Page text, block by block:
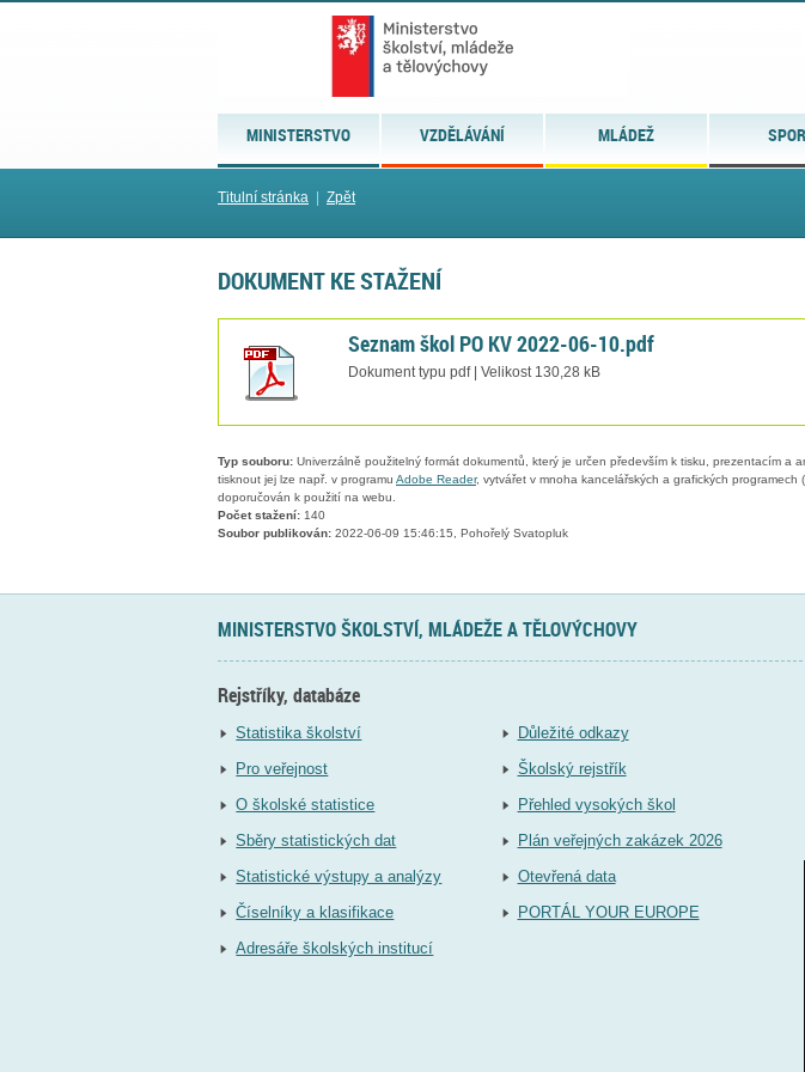
MINISTERSTVO VZDĚLÁVÁNÍ MLÁDEŽ
Titulní stránka Zpět
DOKUMENT KE STAŽENÍ
Seznam škol PO KV 2022-06-10.pdf
Dokument typu pdf | Velikost 130,28 kB
Typ souboru: Univerzálně použitelný formát dokumentů, který je určen především k tisku, prezentacím a
tisknout jej lze např. v programu Adobe Reader, vytvářet v mnoha kancelářských a grafických programech
doporučován k použití na webu.
Počet stažení: 140
Soubor publikován: 2022-06-09 15:46:15, Pohořelý Svatopluk
MINISTERSTVO ŠKOLSTVÍ, MLÁDEŽE A TĚLOVÝCHOVY
Rejstříky, databáze
Statistika školství
Pro veřejnost
O školské statistice
Sběry statistických dat
Statistické výstupy a analýzy
Číselníky a klasifikace
Adresáře školských institucí
Důležité odkazy
Školský rejstřík
Přehled vysokých škol
Plán veřejných zakázek 2026
Otevřená data
PORTÁL YOUR EUROPE